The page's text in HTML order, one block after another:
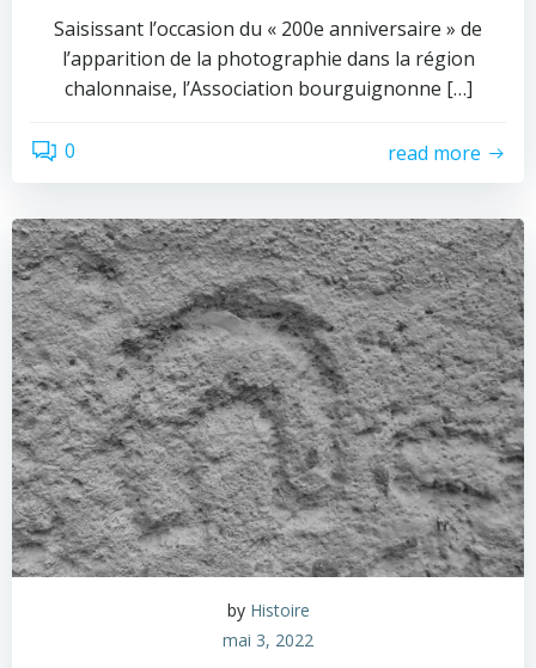
Saisissant l’occasion du « 200e anniversaire » de
l’apparition de la photographie dans la région
chalonnaise, l’Association bourguignonne […]
0 read more
by Histoire
mai 3, 2022